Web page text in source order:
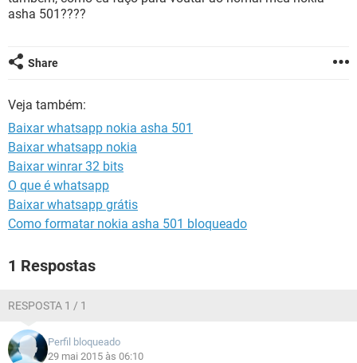
asha 501????
Share
Veja também:
Baixar whatsapp nokia asha 501
Baixar whatsapp nokia
Baixar winrar 32 bits
O que é whatsapp
Baixar whatsapp grátis
Como formatar nokia asha 501 bloqueado
1 Respostas
RESPOSTA 1 / 1
Perfil bloqueado
29 mai 2015 às 06:10